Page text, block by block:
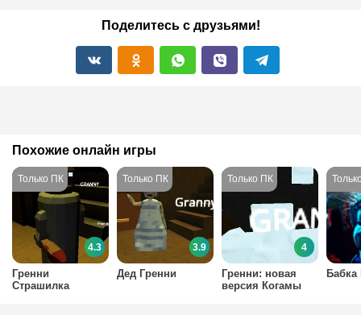
Поделитесь с друзьями!
Похожие онлайн игры
Гренни
Страшилка
4.3
Дед Гренни
3.9
Гренни: новая
версия Когамы
4
Бабка